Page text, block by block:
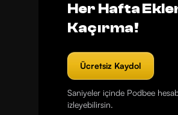
Her Hafta
Kaçırma!
Ücretsiz Kaydol
Saniyeler içinde Podbee
izleyebilirsin.